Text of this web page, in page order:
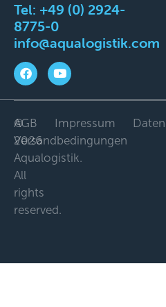
Tel: +49 (0) 2924-
8775-0
info@aqualogistik.com
©
2026
Aqualogistik.
All
rights
reserved.
AGB Impressum
Versandbedingungen